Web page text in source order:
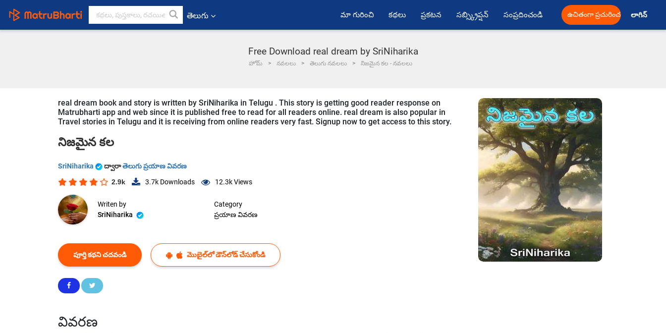
తెలుగు మా గురించి కథలు ప్రకటన సబ్స్క్రిప్షన్ సంప్రదించండి ఉచితంగా ప్రచురించండి లాగిన్
Free Download real dream by SriNiharika
హోమ్ నవలలు తెలుగు నవలలు నిజమైన కల - నవలలు
real dream book and story is written by SriNiharika in Telugu . This story is getting good reader response on
Matrubharti app and web since it is published free to read for all readers online. real dream is also popular in
Travel stories in Telugu and it is receiving from online readers very fast. Signup now to get access to this story.
నిజమైన కల
SriNiharika ద్వారాతెలుగు ప్రయాణ వివరణ
2.9k 3.7k Downloads 12.3kViews
Writen by
SriNiharika
Category
ప్రయాణ వివరణ
పూర్తి కథని చదవండి మొబైల్‌లో డౌన్‌లోడ్ చేసుకోండి
వివరణ